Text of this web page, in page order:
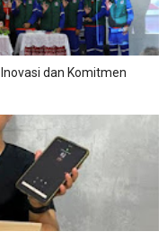
dan Komitmen